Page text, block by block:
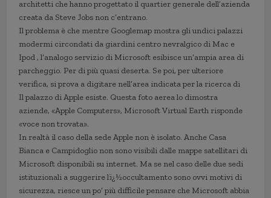
architetti che hanno progettato il quartier generale dell’azienda
creata da Steve Jobs non c’entrano.
Il problema è che mentre Googlemap mostra gli undici palazzi
modermi circondati da giardini centro nevralgico di Mac e
Ipod , l’analogo servizio di Microsoft esibisce un’ampia area di
parcheggio. Per di più quasi deserta. Se poi, per ulteriore
verifica, si prova a digitare nell’area indicata per la ricerca di
Il palazzo di Apple esiste. Questa foto aerea lo dimostra
aziende, «Apple Computers», Microsoft Virtual Earth risponde
«voce non trovata».
In realtà il caso della sede Apple non è isolato. Anche Casa
Bianca e Campidoglio non sono visibili dalle mappe satellitari di
Microsoft disponibili su internet. Ma se nel caso delle due sedi
istituzionali a suggerire lï¿½occultamento sono ovvi motivi di
sicurezza, riesce un po’ più difficile pensare che Microsoft abbia